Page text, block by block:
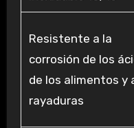
Resistente a la
corrosión de los
de los alimentos y
rayaduras